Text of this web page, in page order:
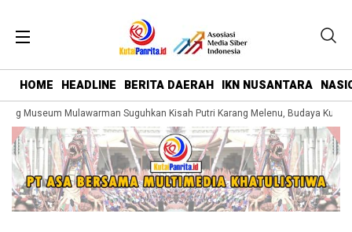
HOME HEADLINE BERITA DAERAH IKN NUSANTARA
Museum Mulawarman Suguhkan Kisah Putri Karang Melenu, Budaya Kutai